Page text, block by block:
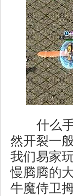
什么
然开裂一
我们易家
慢腾腾的
牛魔侍卫